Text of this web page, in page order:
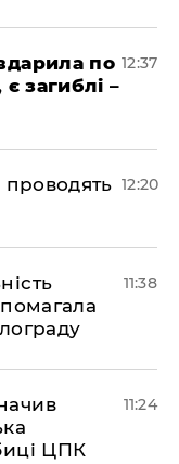
по
є загиблі –
12:37
проводять 12:20
11:38
ЦПК
11:24